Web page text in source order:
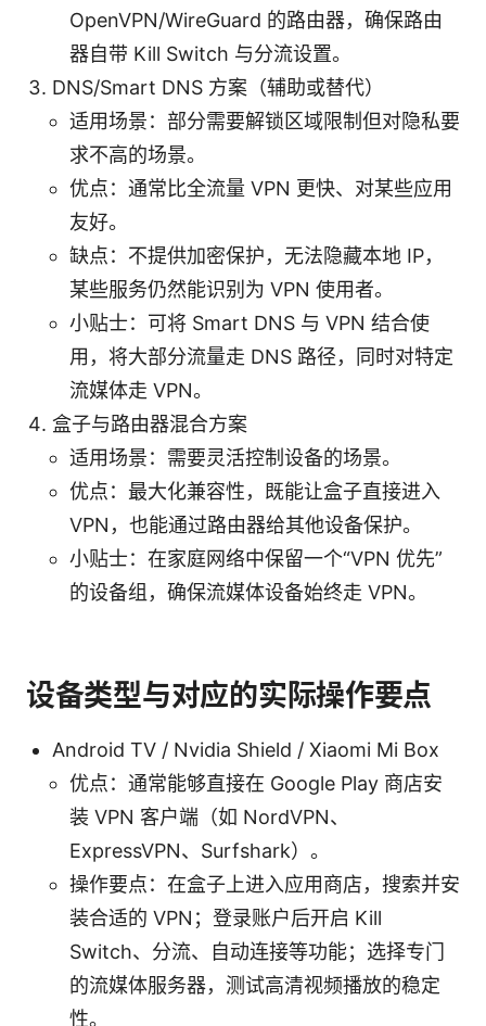
OpenVPN/WireGuard 的路由器，确保路由
器自带 Kill Switch 与分流设置。
DNS/Smart DNS 方案（辅助或替代）
适用场景：部分需要解锁区域限制但对隐私要
求不高的场景。
优点：通常比全流量 VPN 更快、对某些应用
友好。
缺点：不提供加密保护，无法隐藏本地 IP，
某些服务仍然能识别为 VPN 使用者。
小贴士：可将 Smart DNS 与 VPN 结合使
用，将大部分流量走 DNS 路径，同时对特定
流媒体走 VPN。
盒子与路由器混合方案
适用场景：需要灵活控制设备的场景。
优点：最大化兼容性，既能让盒子直接进入
VPN，也能通过路由器给其他设备保护。
小贴士：在家庭网络中保留一个“VPN 优先”
的设备组，确保流媒体设备始终走 VPN。
设备类型与对应的实际操作要点
Android TV / Nvidia Shield / Xiaomi Mi Box
优点：通常能够直接在 Google Play 商店安
装 VPN 客户端（如 NordVPN、
ExpressVPN、Surfshark）。
操作要点：在盒子上进入应用商店，搜索并安
装合适的 VPN；登录账户后开启 Kill
Switch、分流、自动连接等功能；选择专门
的流媒体服务器，测试高清视频播放的稳定
性。